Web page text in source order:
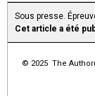
Sous presse.
Cet article a été
© 2025 The